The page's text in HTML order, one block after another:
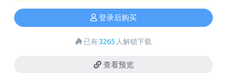
登录后购买
已有3265 人解锁下载
查看预览